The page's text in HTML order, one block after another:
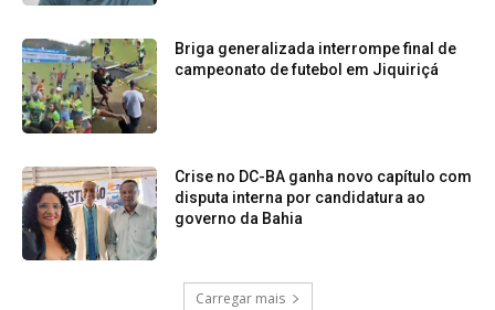
Briga generalizada interrompe final de
campeonato de futebol em Jiquiriçá
Crise no DC-BA ganha novo capítulo com
disputa interna por candidatura ao
governo da Bahia
Carregar mais